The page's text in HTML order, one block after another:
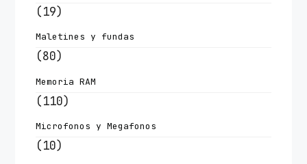
(19)
Maletines y fundas
(80)
Memoria RAM
(110)
Microfonos y Megafonos
(10)